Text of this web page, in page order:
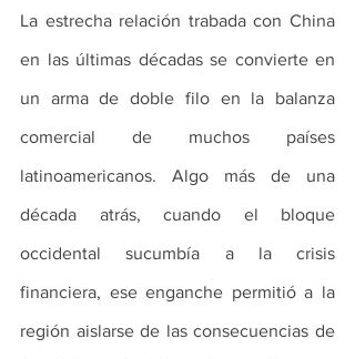
La estrecha relación trabada con China
en las últimas décadas se convierte en
un arma de doble filo en la balanza
comercial de muchos países
latinoamericanos. Algo más de una
década atrás, cuando el bloque
occidental sucumbía a la crisis
financiera, ese enganche permitió a la
región aislarse de las consecuencias de